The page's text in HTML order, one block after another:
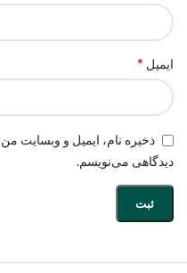
ایمیل *
ذخیره نام، ایمیل و وبسایت
دیدگاهی می‌نویسم.